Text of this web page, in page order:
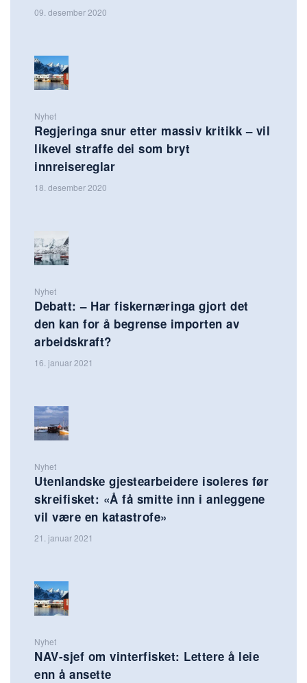
09. desember 2020
Nyhet
Regjeringa snur etter massiv kritikk – vil
likevel straffe dei som bryt
innreisereglar
18. desember 2020
Nyhet
Debatt: – Har fiskernæringa gjort det
den kan for å begrense importen av
arbeidskraft?
16. januar 2021
Nyhet
Utenlandske gjestearbeidere isoleres før
skreifisket: «Å få smitte inn i anleggene
vil være en katastrofe»
21. januar 2021
Nyhet
NAV-sjef om vinterfisket: Lettere å leie
enn å ansette